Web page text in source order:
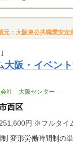
：大阪東公共職業安定
大阪・イベン
社 大阪センター
西区
イム求人の場合は月額（換算額）、パート求